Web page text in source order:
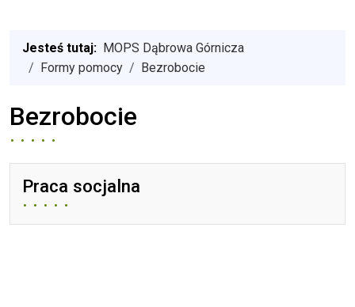
Jesteś tutaj: MOPS Dąbrowa Górnicza
Formy pomocy
Bezrobocie
Bezrobocie
Praca socjalna